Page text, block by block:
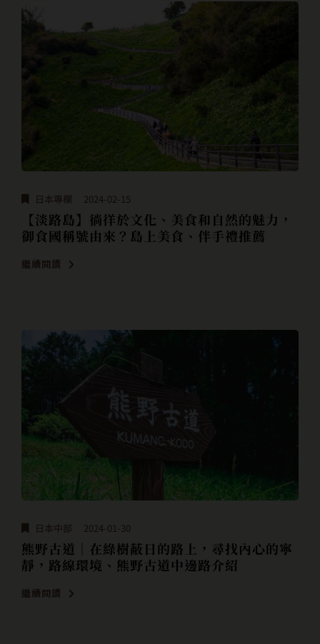
日本專欄 2024-02-15
【淡路島】徜徉於文化、美食和自然的魅力，
御食國稱號由來？島上美食、伴手禮推薦
繼續閱讀
日本中部 2024-01-30
熊野古道｜在綠樹蔽日的路上，尋找內心的寧
靜，路線環境、熊野古道中邊路介紹
繼續閱讀